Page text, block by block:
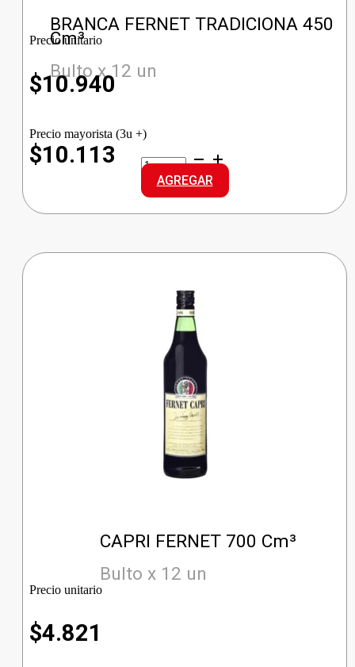
BRANCA FERNET TRADICIONA 450
Cm³
Bulto x 12 un
Precio unitario
$10.940
Precio mayorista (3u +)
$10.113
BRANCA
FERNET
TRADICIONA
cantidad
AGREGAR
CAPRI FERNET 700 Cm³
Bulto x 12 un
Precio unitario
$4.821